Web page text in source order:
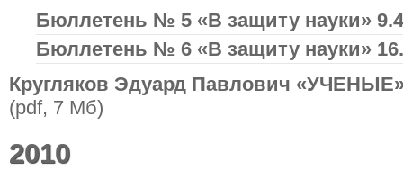
Бюллетень № 5 «В защиту науки»
Бюллетень № 6 «В защиту науки»
Кругляков Эдуард Павлович
(pdf, 7 Мб)
2010